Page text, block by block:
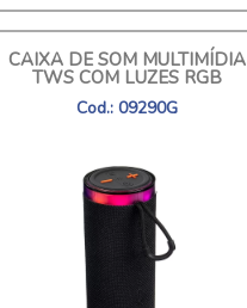
CAIXA DE SOM MULTIMÍDIA
TWS COM LUZES RGB
Cod.: 09290G